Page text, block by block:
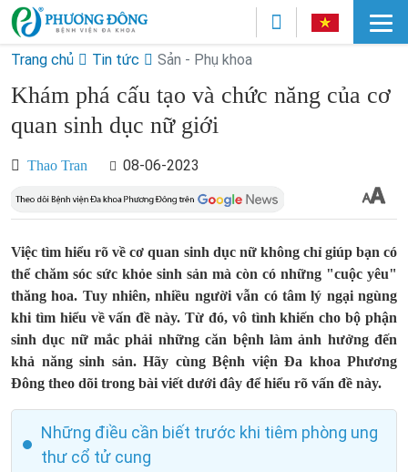
Trang chủ Tin tức Sản - Phụ khoa
Khám phá cấu tạo và chức năng của cơ
quan sinh dục nữ giới
Thao Tran 08-06-2023
Việc tìm hiểu rõ về cơ quan sinh dục nữ không chỉ giúp bạn có
thể chăm sóc sức khỏe sinh sản mà còn có những "cuộc yêu"
thăng hoa. Tuy nhiên, nhiều người vẫn có tâm lý ngại ngùng
khi tìm hiểu về vấn đề này. Từ đó, vô tình khiến cho bộ phận
sinh dục nữ mắc phải những căn bệnh làm ảnh hưởng đến
khả năng sinh sản. Hãy cùng Bệnh viện Đa khoa Phương
Đông theo dõi trong bài viết dưới đây để hiểu rõ vấn đề này.
Những điều cần biết trước khi tiêm phòng ung
thư cổ tử cung